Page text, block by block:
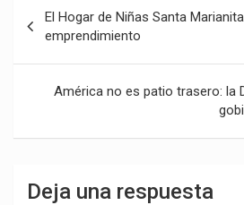
de
entradas
El Hogar de Niñas Santa
emprendimiento
América no es patio trasero: la
Deja una respuesta